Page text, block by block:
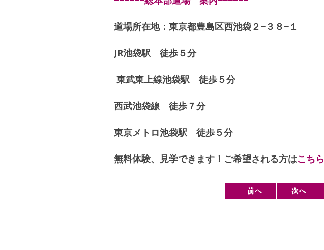
道場所在地：東京都豊島区西池袋２−３８−１
JR池袋駅 徒歩５分
東武東上線池袋駅 徒歩５分
西武池袋線 徒歩７分
東京メトロ池袋駅 徒歩５分
無料体験、見学できます！ご希望される方はこちら